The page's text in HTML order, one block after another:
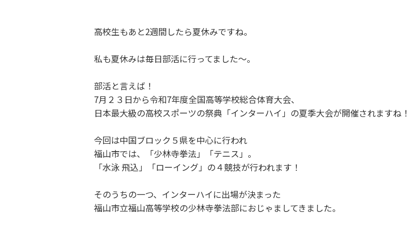
高校生もあと2週間したら夏休みですね。
私も夏休みは毎日部活に行ってました～。
部活と言えば！
7月２３日から令和7年度全国高等学校総合体育大会、
日本最大級の高校スポーツの祭典「インターハイ」の夏季大会が開催されますね！
今回は中国ブロック５県を中心に行われ
福山市では、「少林寺拳法」「テニス」。
「水泳 飛込」「ローイング」の４競技が行われます！
そのうちの一つ、インターハイに出場が決まった
福山市立福山高等学校の少林寺拳法部におじゃましてきました。